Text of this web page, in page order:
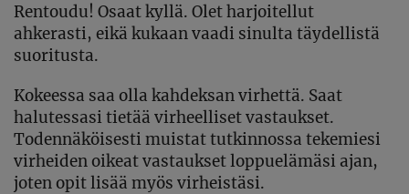
Rentoudu! Osaat kyllä. Olet harjoitellut
ahkerasti, eikä kukaan vaadi sinulta täydellistä
suoritusta.
Kokeessa saa olla kahdeksan virhettä. Saat
halutessasi tietää virheelliset vastaukset.
Todennäköisesti muistat tutkinnossa tekemiesi
virheiden oikeat vastaukset loppuelämäsi ajan,
joten opit lisää myös virheistäsi.